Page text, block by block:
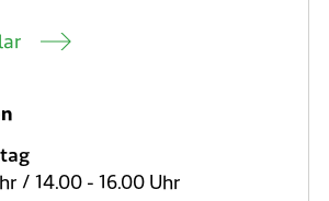
/ 14.00 - 16.00 Uhr